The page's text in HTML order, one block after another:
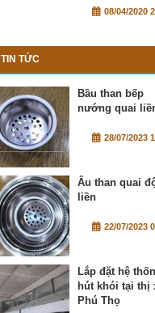
08/04/2020
TIN TỨC
Bầu than bếp
nướng quai
28/07/2023
Âu than quai
liền
22/07/2023
Lắp đặt hệ
hút khói tại thị
Phú Thọ